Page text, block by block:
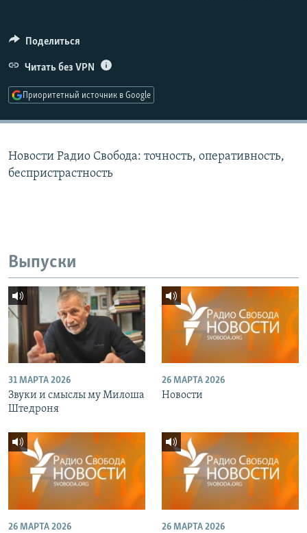
ПОДПИШИТЕСЬ НА РАССЫЛКУ
СОЦИАЛЬНЫЕ СЕТИ
Поделиться
Читать без VPN
Приоритетный источник в Google
Новости Радио Свобода: точность, оперативность,
беспристрастность
Выпуски
31 МАРТА 2026
Звуки и смыслы му Милоша
Штедроня
26 МАРТА 2026
Новости
26 МАРТА 2026 26 МАРТА 2026